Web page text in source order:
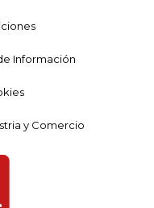
Información
y Comercio